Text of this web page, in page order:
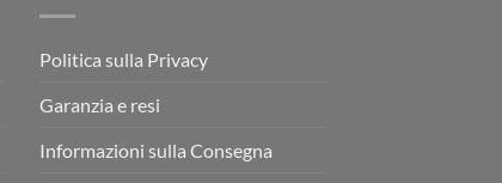
Politica sulla Privacy
Garanzia e resi
Informazioni sulla Consegna